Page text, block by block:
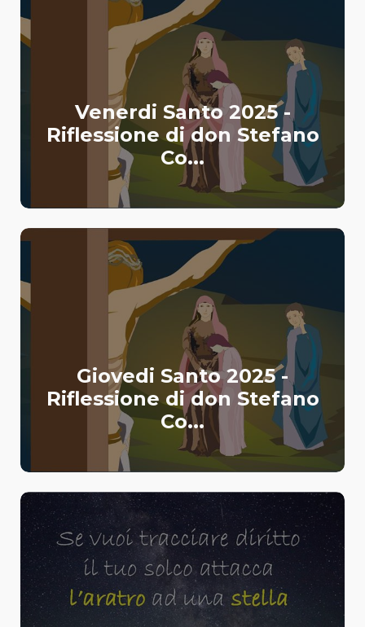
Venerdi Santo 2025 -
Riflessione di don Stefano
Co...
Giovedi Santo 2025 -
Riflessione di don Stefano
Co...